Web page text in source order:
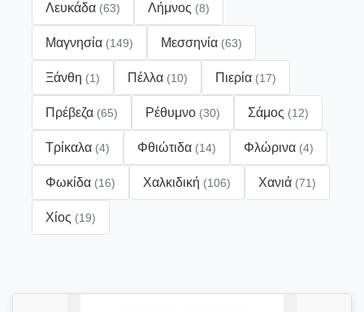
Λευκάδα (63) Λήμνος (8)
Μαγνησία (149) Μεσσηνία (63)
Ξάνθη (1) Πέλλα (10) Πιερία (17)
Πρέβεζα (65) Ρέθυμνο (30) Σάμος (12)
Τρίκαλα (4) Φθιώτιδα (14) Φλώρινα (4)
Φωκίδα (16) Χαλκιδική (106) Χανιά (71)
Χίος (19)